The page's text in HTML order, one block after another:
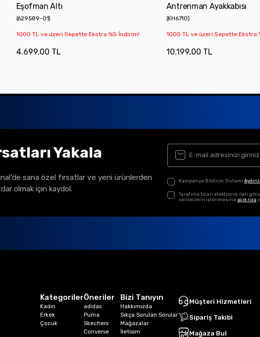
Eşofman Altı
(629589-01)
1000 TL ve üzeri Sepette Ekstra %5 İndirim!
4.699,00 TL
Antrenman Ayakkabısı
(KH6710)
1000 TL ve üzeri Sepette Ekstra
10.199,00 TL
Yakala
sana özel fırsatlar ve yeni ürünlerden
olmak için kaydol.
Kampanya Bildirim Sistemi
Tarafıma ticari elektronik ileti
verilerimin işlenmesineaçık rıza
Kategoriler
Kadın
Erkek
Çocuk
Öneriler
adidas
Puma
Skechers
Converse
Bizi Tanıyın
Hakkımızda
Sıkça Sorulan Sorular
Mağazalar
İletisim
Müşteri Hizmetleri
Sipariş Takibi
Mağaza Bul